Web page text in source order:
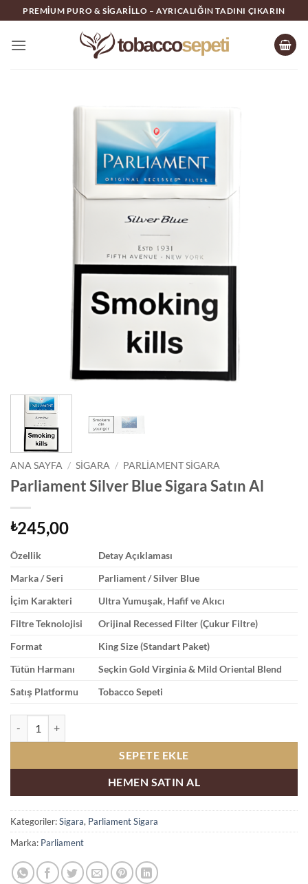
İçeriğe
atla
PREMIUM PURO & SIGARILLO – AYRICALIĞIN TADINI ÇIKARIN
ANA SAYFA / SIGARA / PARLIAMENT SIGARA
Parliament Silver Blue Sigara Satın Al
₺245,00
Özellik
Detay Açıklaması
Marka / Seri
Parliament / Silver Blue
İçim Karakteri
Ultra Yumuşak, Hafif ve Akıcı
Filtre Teknolojisi
Orijinal Recessed Filter (Çukur Filtre)
Format
King Size (Standart Paket)
Tütün Harmanı
Seçkin Gold Virginia & Mild Oriental Blend
Satış Platformu
Tobacco Sepeti
SEPETE EKLE
HEMEN SATIN AL
Kategoriler:Sigara, Parliament Sigara
Marka: Parliament